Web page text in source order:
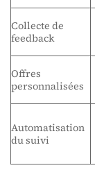
Collecte de
feedback
Offres
personnalisées
Automatisation
du suivi